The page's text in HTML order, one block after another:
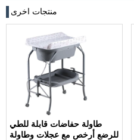
منتجات اخرى
طاولة حفاضات قابلة للطي
للرضع أرخص مع عجلات وطاولة